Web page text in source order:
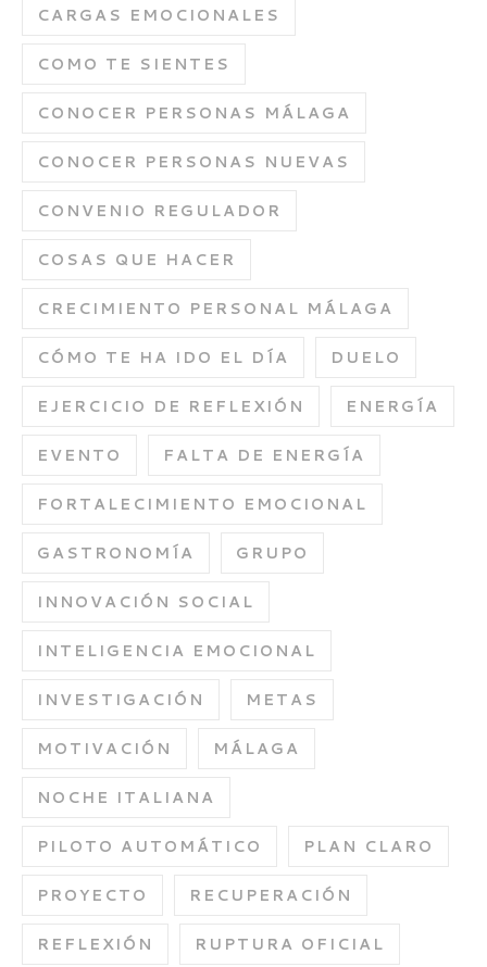
CARGAS EMOCIONALES
COMO TE SIENTES
CONOCER PERSONAS MÁLAGA
CONOCER PERSONAS NUEVAS
CONVENIO REGULADOR
COSAS QUE HACER
CRECIMIENTO PERSONAL MÁLAGA
CÓMO TE HA IDO EL DÍA DUELO
EJERCICIO DE REFLEXIÓN ENERGÍA
EVENTO FALTA DE ENERGÍA
FORTALECIMIENTO EMOCIONAL
GASTRONOMÍA GRUPO
INNOVACIÓN SOCIAL
INTELIGENCIA EMOCIONAL
INVESTIGACIÓN METAS
MOTIVACIÓN MÁLAGA
NOCHE ITALIANA
PILOTO AUTOMÁTICO PLAN CLARO
PROYECTO RECUPERACIÓN
REFLEXIÓN RUPTURA OFICIAL